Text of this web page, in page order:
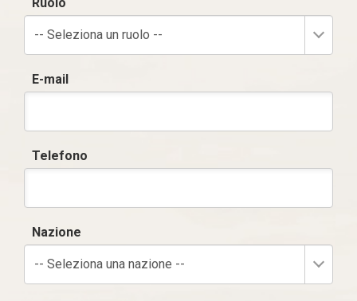
-- Seleziona un ruolo --
E-mail
Telefono
Nazione
-- Seleziona una nazione --